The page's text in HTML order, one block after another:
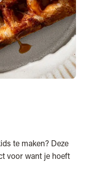
te maken? Deze
voor want je hoeft